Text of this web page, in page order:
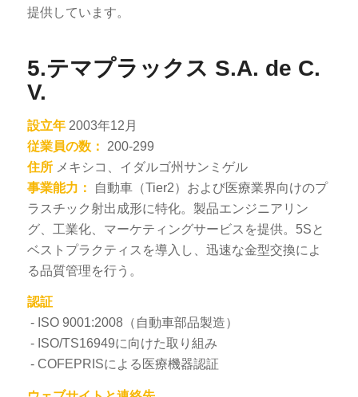
提供しています。
5.テマプラックス S.A. de C.
V.
設立年2003年12月
従業員の数：
200-299
住所メキシコ、イダルゴ州サンミゲル
事業能力：
自動車（Tier2）および医療業界向けのプ
ラスチック射出成形に特化。製品エンジニアリン
グ、工業化、マーケティングサービスを提供。5Sと
ベストプラクティスを導入し、迅速な金型交換によ
る品質管理を行う。
認証
- ISO 9001:2008（自動車部品製造）
- ISO/TS16949に向けた取り組み
- COFEPRISによる医療機器認証